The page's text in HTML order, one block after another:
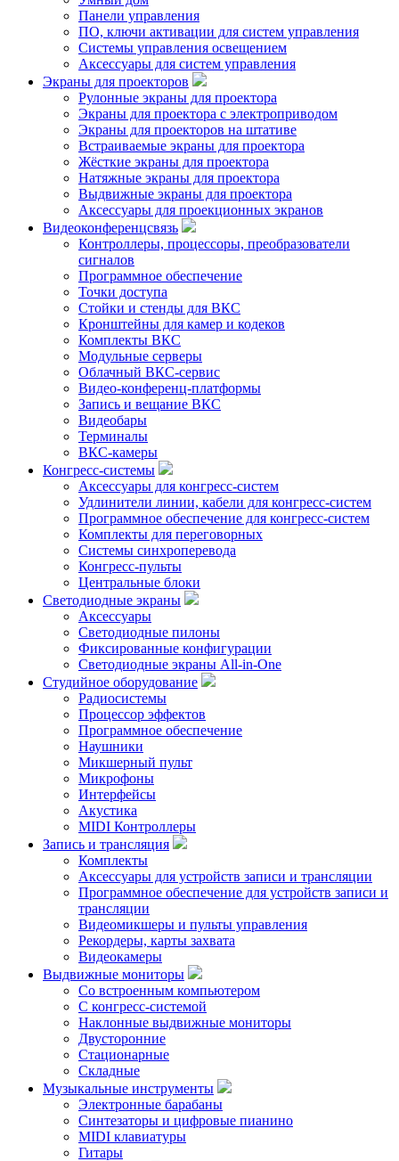
Панели управления
ПО, ключи активации для систем управления
Системы управления освещением
Аксессуары для систем управления
Экраны для проекторов
Рулонные экраны для проектора
Экраны для проектора с электроприводом
Экраны для проекторов на штативе
Встраиваемые экраны для проектора
Жёсткие экраны для проектора
Натяжные экраны для проектора
Выдвижные экраны для проектора
Аксессуары для проекционных экранов
Видеоконференцсвязь
Контроллеры, процессоры, преобразователи
сигналов
Программное обеспечение
Точки доступа
Стойки и стенды для ВКС
Кронштейны для камер и кодеков
Комплекты ВКС
Модульные серверы
Облачный ВКС-сервис
Видео-конференц-платформы
Запись и вещание ВКС
Видеобары
Терминалы
ВКС-камеры
Конгресс-системы
Аксессуары для конгресс-систем
Удлинители линии, кабели для конгресс-систем
Программное обеспечение для конгресс-систем
Комплекты для переговорных
Системы синхроперевода
Конгресс-пульты
Центральные блоки
Светодиодные экраны
Аксессуары
Светодиодные пилоны
Фиксированные конфигурации
Светодиодные экраны All-in-One
Студийное оборудование
Радиосистемы
Процессор эффектов
Программное обеспечение
Наушники
Микшерный пульт
Микрофоны
Интерфейсы
Акустика
MIDI Контроллеры
Запись и трансляция
Комплекты
Аксессуары для устройств записи и трансляции
Программное обеспечение для устройств записи и
трансляции
Видеомикшеры и пульты управления
Рекордеры, карты захвата
Видеокамеры
Выдвижные мониторы
Со встроенным компьютером
С конгресс-системой
Наклонные выдвижные мониторы
Двусторонние
Стационарные
Складные
Музыкальные инструменты
Электронные барабаны
Синтезаторы и цифровые пианино
MIDI клавиатуры
Гитары